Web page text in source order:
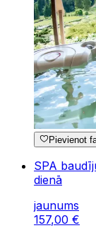
Pievienot
SPA
dienā
jaunums
157,00 €